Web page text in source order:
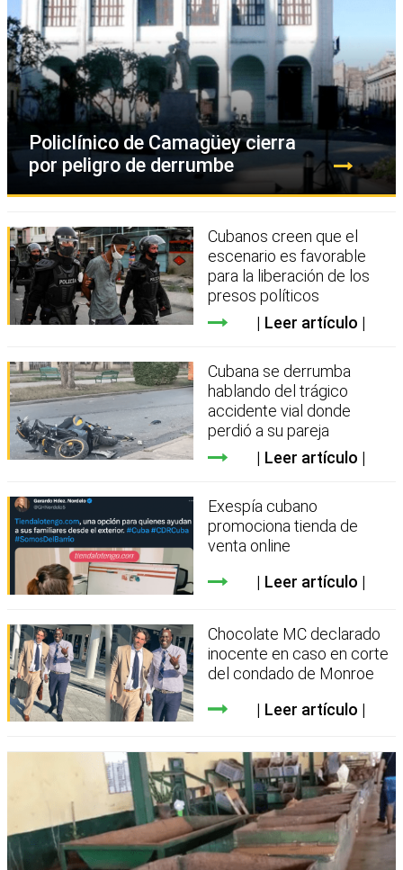
Policlínico de Camagüey cierra
por peligro de derrumbe
Cubanos creen que el
escenario es favorable
para la liberación de los
presos políticos
Leer artículo
Cubana se derrumba
hablando del trágico
accidente vial donde
perdió a su pareja
Leer artículo
Exespía cubano
promociona tienda de
venta online
Leer artículo
Chocolate MC declarado
inocente en caso en corte
del condado de Monroe
Leer artículo